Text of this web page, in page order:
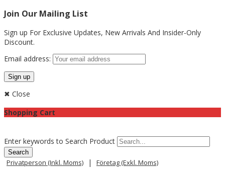
Join Our Mailing List
Sign up For Exclusive Updates, New Arrivals And Insider-Only
Discount.
Email address:
✖ Close
Shopping Cart
Enter keywords to Search Product
Privatperson (inkl. Moms) | Företag (exkl. Moms)